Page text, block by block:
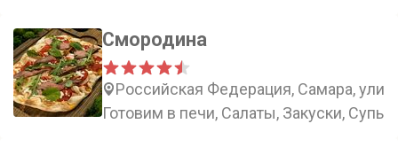
Смородина
Российская Федерация, Самара,
Готовим в печи, Салаты, Закуски, Супы